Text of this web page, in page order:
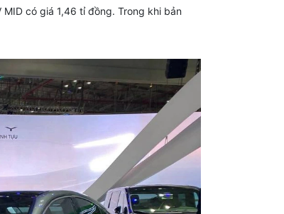
có giá 1,46 tỉ đồng. Trong khi bản